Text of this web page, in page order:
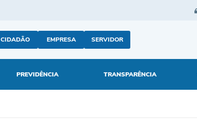
CIDADÃO EMPRESA SERVIDOR
PREVIDÊNCIA TRANSPARÊNCIA